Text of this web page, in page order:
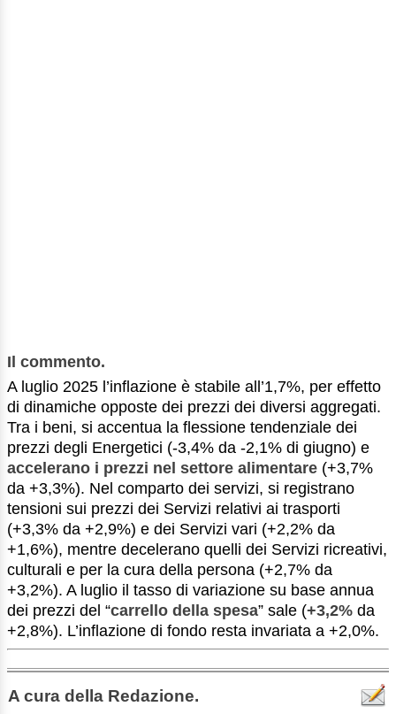
Il commento.
A luglio 2025 l’inflazione è stabile all’1,7%, per effetto
di dinamiche opposte dei prezzi dei diversi aggregati.
Tra i beni, si accentua la flessione tendenziale dei
prezzi degli Energetici (-3,4% da -2,1% di giugno) e
accelerano i prezzi nel settore alimentare (+3,7%
da +3,3%). Nel comparto dei servizi, si registrano
tensioni sui prezzi dei Servizi relativi ai trasporti
(+3,3% da +2,9%) e dei Servizi vari (+2,2% da
+1,6%), mentre decelerano quelli dei Servizi ricreativi,
culturali e per la cura della persona (+2,7% da
+3,2%). A luglio il tasso di variazione su base annua
dei prezzi del “carrello della spesa” sale (+3,2% da
+2,8%). L’inflazione di fondo resta invariata a +2,0%.
A cura della Redazione.